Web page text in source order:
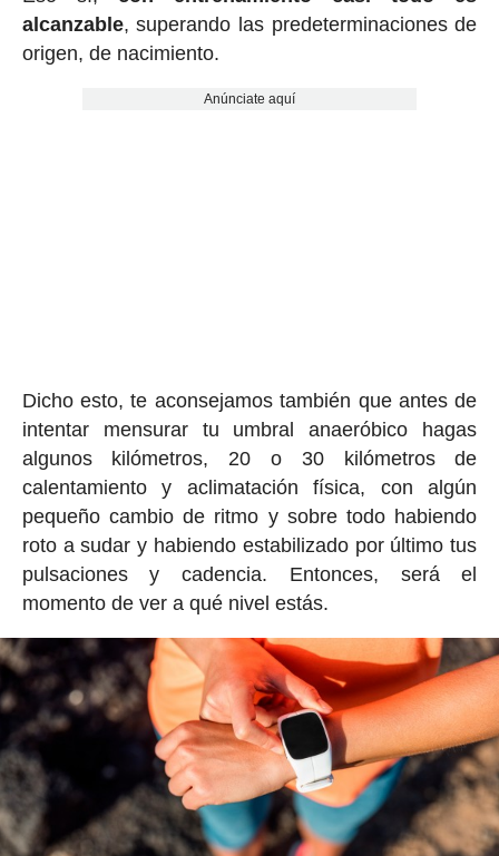
alcanzable, superando las predeterminaciones de
origen, de nacimiento.
Anúnciate aquí
Dicho esto, te aconsejamos también que antes de
intentar mensurar tu umbral anaeróbico hagas
algunos kilómetros, 20 o 30 kilómetros de
calentamiento y aclimatación física, con algún
pequeño cambio de ritmo y sobre todo habiendo
roto a sudar y habiendo estabilizado por último tus
pulsaciones y cadencia. Entonces, será el
momento de ver a qué nivel estás.